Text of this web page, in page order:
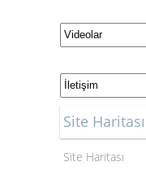
Site Haritası
Site Haritası